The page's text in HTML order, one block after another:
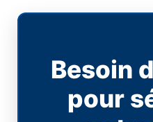
Besoin
pour